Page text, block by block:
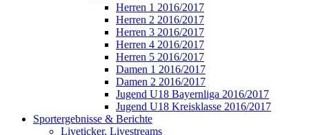
Herren 1 2016/2017
Herren 2 2016/2017
Herren 3 2016/2017
Herren 4 2016/2017
Herren 5 2016/2017
Damen 1 2016/2017
Damen 2 2016/2017
Jugend U18 Bayernliga 2016/2017
Jugend U18 Kreisklasse 2016/2017
Sportergebnisse & Berichte
Liveticker, Livestreams